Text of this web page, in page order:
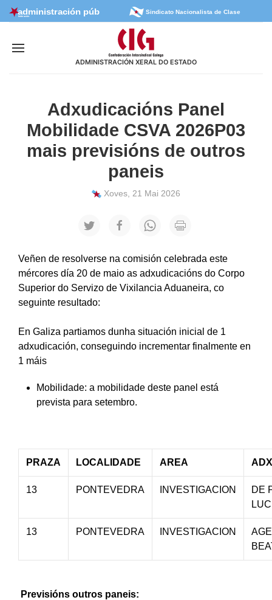
Sindicato Nacionalista de Clase
ADMINISTRACIÓN XERAL DO ESTADO
Adxudicacións Panel
Mobilidade CSVA 2026P03
mais previsións de outros
paneis
Xoves, 21 Mai 2026
Veñen de resolverse na comisión celebrada este
mércores día 20 de maio as adxudicacións do Corpo
Superior do Servizo de Vixilancia Aduaneira, co
seguinte resultado:
En Galiza partiamos dunha situación inicial de 1
adxudicación, conseguindo incrementar finalmente en
1 máis
Mobilidade: a mobilidade deste panel está
prevista para setembro.
PRAZA LOCALIDADE AREA
13 PONTEVEDRA INVESTIGACION
DE
13 PONTEVEDRA INVESTIGACION
Previsións outros paneis: